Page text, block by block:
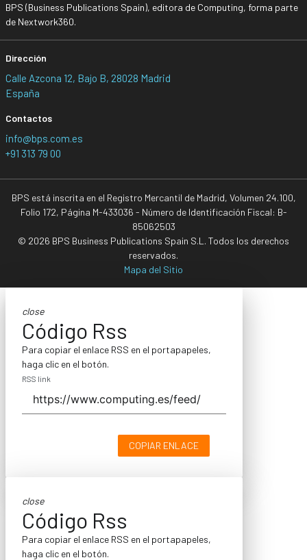
BPS (Business Publications Spain), editora de Computing, forma parte
de Nextwork360.
Dirección
Calle Azcona 12, Bajo B, 28028 Madrid
España
Contactos
info@bps.com.es
+91 313 79 00
BPS está inscrita en el Registro Mercantil de Madrid, Volumen 24.100,
Folio 172, Página M-433036 - Número de Identificación Fiscal: B-
85062503
© 2026 BPS Business Publications Spain S.L. Todos los derechos
reservados.
Mapa del Sitio
close
Código Rss
Para copiar el enlace RSS en el portapapeles,
haga clic en el botón.
RSS link
COPIAR ENLACE
close
Código Rss
Para copiar el enlace RSS en el portapapeles,
haga clic en el botón.